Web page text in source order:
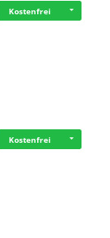
Kostenfrei
Kostenfrei